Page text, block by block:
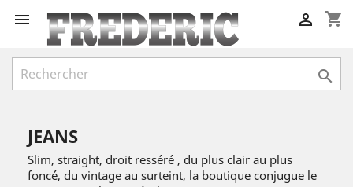
 shopping_cart


JEANS
Slim, straight, droit resséré , du plus clair au plus
foncé, du vintage au surteint, la boutique conjugue le